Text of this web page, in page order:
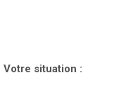
Votre situation :